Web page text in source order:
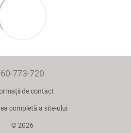
773-720
de contact
completă a site-ului
© 2026